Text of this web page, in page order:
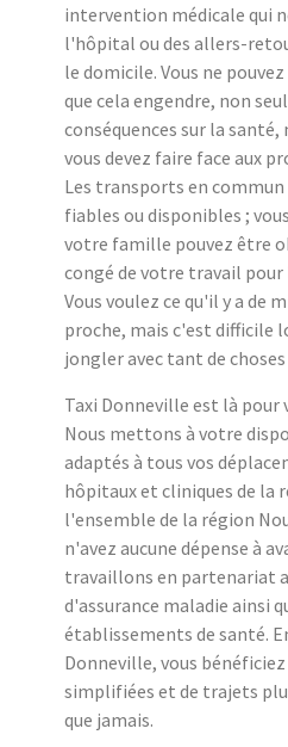
intervention médicale qui
l'hôpital ou des allers-
le domicile. Vous ne
que cela engendre, non
conséquences sur la santé,
vous devez faire face aux
Les transports en
fiables ou disponibles ;
votre famille pouvez être
congé de votre travail
Vous voulez ce qu'il y a de
proche, mais c'est difficile
jongler avec tant de
Taxi Donneville est là
Nous mettons à votre
adaptés à tous vos
hôpitaux et cliniques de la
l'ensemble de la région
n'avez aucune dépense à
travaillons en partenariat
d'assurance maladie ainsi
établissements de santé.
Donneville, vous
simplifiées et de trajets
que jamais.